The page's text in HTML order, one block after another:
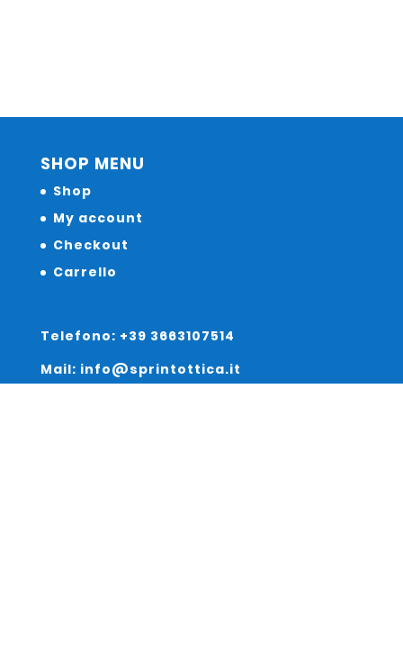
SHOP MENU
Shop
My account
Checkout
Carrello
Telefono: +39 3663107514
Mail: info@sprintottica.it